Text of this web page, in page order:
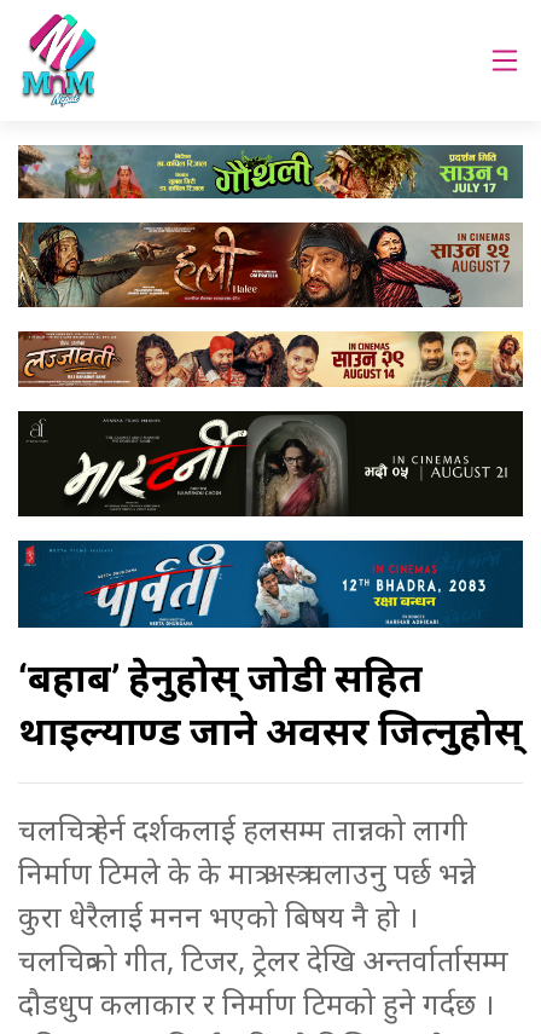
‘बहाब’ हेर्नुहोस् जोडी सहित
थाइल्याण्ड जाने अवसर जित्नुहोस्
चलचित्र हेर्न दर्शकलाई हलसम्म तान्नको लागी
निर्माण टिमले के के मात्र अस्त्र चलाउनु पर्छ भन्ने
कुरा धेरैलाई मनन भएको बिषय नै हो ।
चलचित्रको गीत, टिजर, ट्रेलर देखि अन्तर्वार्तासम्म
दौडधुप कलाकार र निर्माण टिमको हुने गर्दछ ।